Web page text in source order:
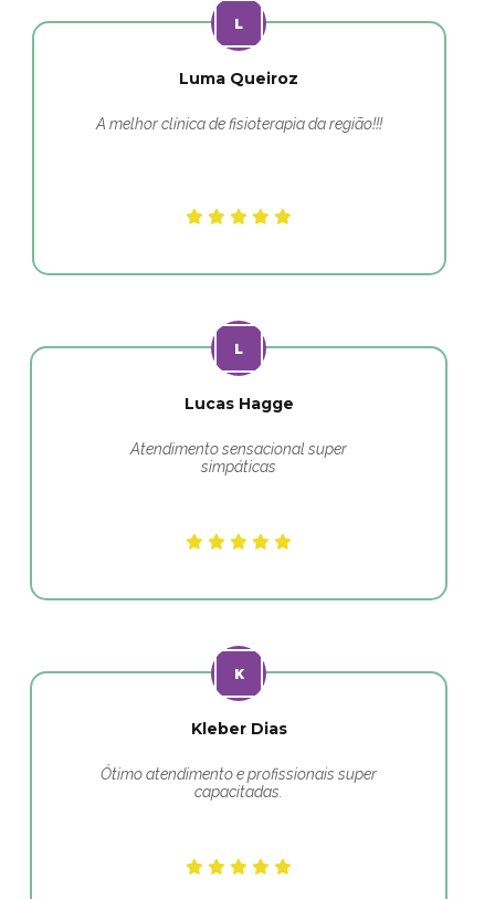
Luma Queiroz
A melhor clínica de fisioterapia da região!!!
Lucas Hagge
Atendimento sensacional super
simpáticas
Kleber Dias
Ótimo atendimento e profissionais super
capacitadas.